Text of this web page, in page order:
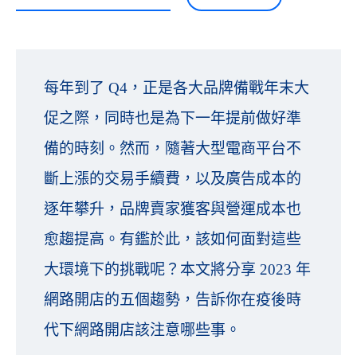
每年到了 Q4，正是各大品牌備戰年末大
促之際，同時也是為下一年提前做好準
備的時刻。然而，隨著大型電商平台不
斷上漲的交易手續費，以及廣告成本的
逐年攀升，品牌賣家獲客與營運成本也
愈趨提高。有鑑於此，該如何面對這些
大環境下的挑戰呢？本文將分享 2023 年
網路開店的五個趨勢，告訴你在疫後時
代下網路開店該注意哪些事。